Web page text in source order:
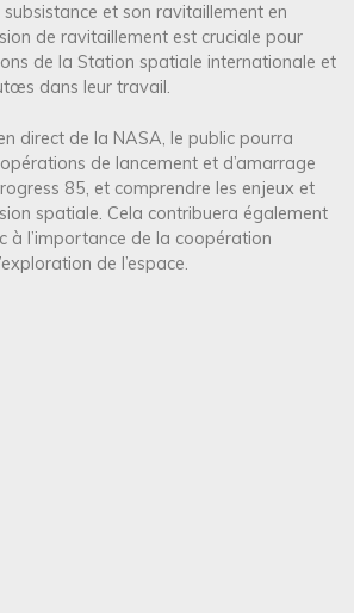
et son ravitaillement en
de ravitaillement est cruciale pour
de la Station spatiale internationale et
dans leur travail.
direct de la NASA, le public pourra
de lancement et d’amarrage
85, et comprendre les enjeux et
spatiale. Cela contribuera également
à l’importance de la coopération
de l’espace.